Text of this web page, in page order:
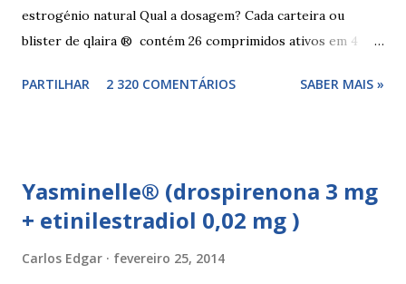
estrogénio natural Qual a dosagem? Cada carteira ou
blister de qlaira ® contém 26 comprimidos ativos em 4
comprimidos inativos brancos na linha 4. Dosagem
estradiol (estrogénio natural) e 2 mg de dienogest 17
comprimidos amarelo claros, contêm 2 mg de valerato de
comprimidos vermelho escuros, contêm 1 mg de valerato
PARTILHAR 2 320 COMENTÁRIOS SABER MAIS »
Yasminelle® (drospirenona 3 mg
+ etinilestradiol 0,02 mg )
Carlos Edgar fevereiro 25, 2014